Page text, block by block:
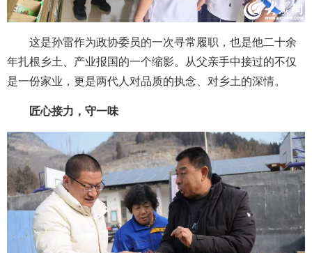
这是孙雷作为政协委员的一次寻常履职，也是他二十余
年扎根乡土、产业报国的一个缩影。从父亲手中接过的不仅
是一份家业，更是两代人对品质的执念、对乡土的深情。
匠心接力，守一味